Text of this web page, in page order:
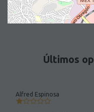
Últimos
Alfred Espinosa